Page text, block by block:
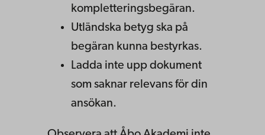
kompletteringsbegäran.
Utländska betyg ska på
begäran kunna bestyrkas.
Ladda inte upp dokument
som saknar relevans för din
ansökan.